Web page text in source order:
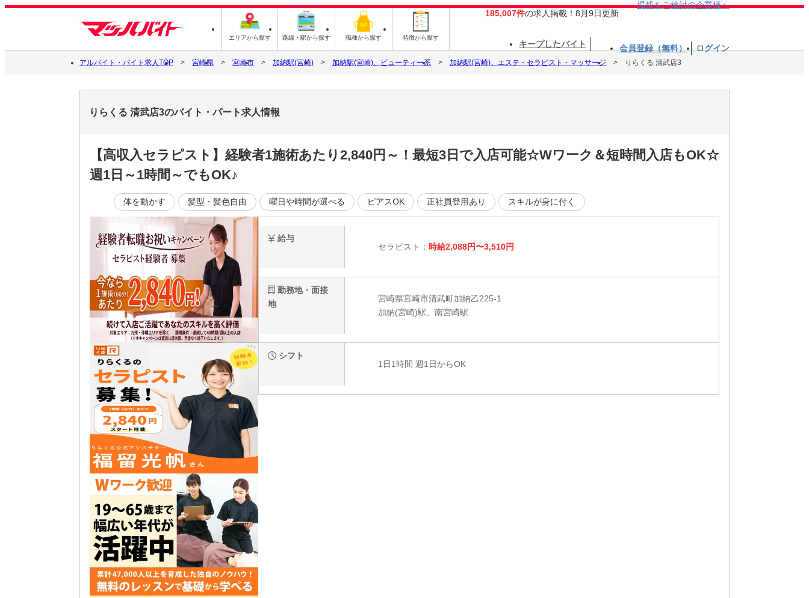
エリアから探す 路線・駅から探す 職種から探す 特徴から探す
185,007件の求人掲載！8月9日更新
掲載をご検討の企業様へ
キープしたバイト 会員登録（無料） ログイン
アルバイト・バイト求人TOP 宮崎県 宮崎市 加納駅(宮崎) 加納駅(宮崎)、ビューティー系 加納駅(宮崎)、エステ・セラピスト・マッサージ りらくる 清武店3
りらくる 清武店3のバイト・パート求人情報
【高収入セラピスト】経験者1施術あたり2,840円～！最短3日で入店可能☆Wワーク＆短時間入店もOK☆
週1日～1時間～でもOK♪
体を動かす 髪型・髪色自由 曜日や時間が選べる ピアスOK 正社員登用あり スキルが身に付く
給与
セラピスト： 時給2,088円〜3,510円
勤務地・面接
地
宮崎県宮崎市清武町加納乙225-1
加納(宮崎)駅、南宮崎駅
シフト
1日1時間 週1日からOK